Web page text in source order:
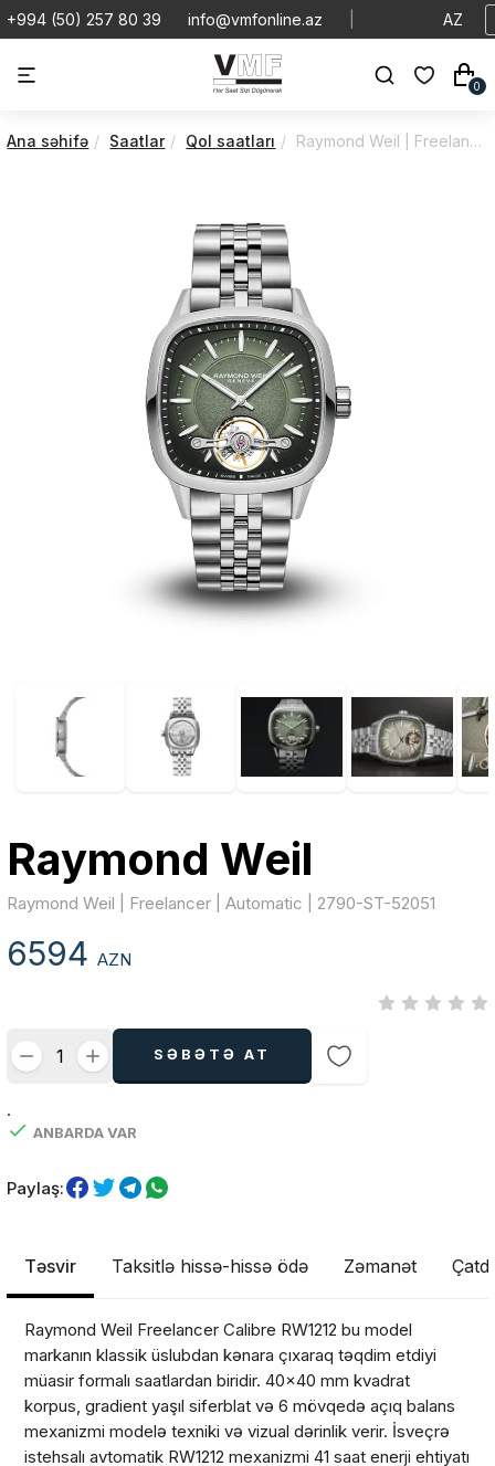
+994 (50) 257 80 39 info@vmfonline.az AZ
0
Ana səhifə Saatlar Qol saatları Raymond Weil | Freelancer | Automatic | 2790-ST-52051
Raymond Weil
Raymond Weil | Freelancer | Automatic | 2790-ST-52051
6594AZN
SƏBƏTƏ AT
.
ANBARDA VAR
Paylaş:
Təsvir Taksitlə hissə-hissə ödə Zəmanət
Raymond Weil Freelancer Calibre RW1212 bu model
markanın klassik üslubdan kənara çıxaraq təqdim etdiyi
müasir formalı saatlardan biridir. 40x40 mm kvadrat
korpus, gradient yaşıl siferblat və 6 mövqedə açıq balans
mexanizmi modelə texniki və vizual dərinlik verir. İsveçrə
istehsalı avtomatik RW1212 mexanizmi 41 saat enerji ehtiyatı